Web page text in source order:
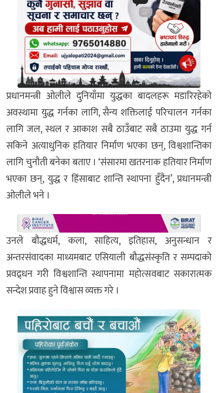
प्रधानमन्त्री ओलीले दुनियाँमा युद्धका बादलहरू मडारिरहेको
अवस्थामा युद्ध गर्नका लागि, सैन्य शक्तिलाई परिचालन गर्नका
लागि जल, स्थल र आकाश सबै ठाउँबाट सबै ठाउमा युद्ध गर्न
सकिने अत्याधुनिक हतियार निर्माण भएका छन्, विश्वशान्तिका
लागि चुनौती बनेका बताए । ‘संसारमा खतरनाक हतियार निर्माण
भएका छन्, युद्ध र हिंसाबाट शान्ति स्थापना हुँदैन’, प्रधानमन्त्री
ओलीले भने ।
उनले बौद्धधर्म, कला, साहित्य, इतिहास, अनुसन्धान र
अन्तरसंवादका माध्यमबाट एसियाली बौद्धसंस्कृति र सम्पदाको
प्रवद्र्धन गरी विश्वशान्ति स्थापनामा महोत्सवबाट सकारात्मक
सन्देश प्रवाह हुने विश्वास व्यक्त गरे ।